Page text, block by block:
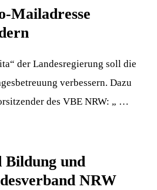
Mailadresse
der Landesregierung soll die
verbessern. Dazu
des VBE NRW: „ …
Bildung und
NRW